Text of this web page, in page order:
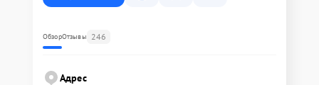
ОбзорОтзывы 246
Адрес